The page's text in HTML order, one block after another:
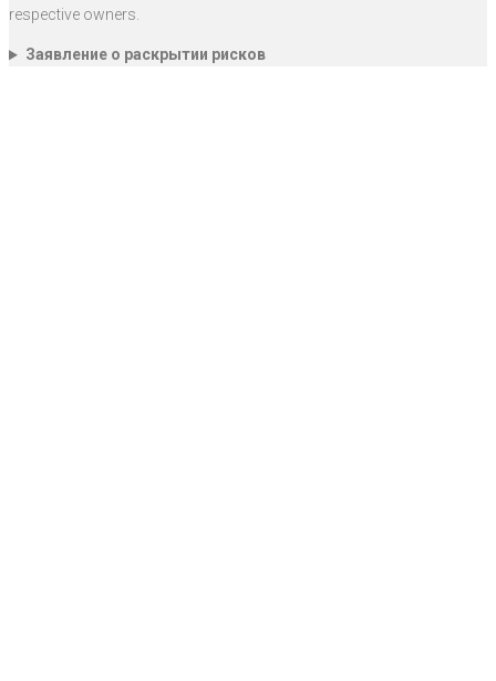
respective owners.
Заявление о раскрытии рисков